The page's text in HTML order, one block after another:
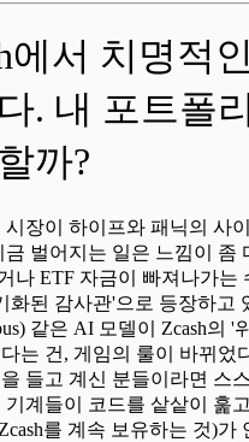
에서 치명적
. 내 포트폴
까?
시장이 하이프와 패닉의 사
벌어지는 일은 느낌이 좀
나 ETF 자금이 빠져나가는
화된 감사관'으로 등장하고
같은 AI 모델이 Zcash의 '
는 건, 게임의 룰이 바뀌었
들고 계신 분들이라면 스
계들이 코드를 샅샅이 훑
를 계속 보유하는 것)가